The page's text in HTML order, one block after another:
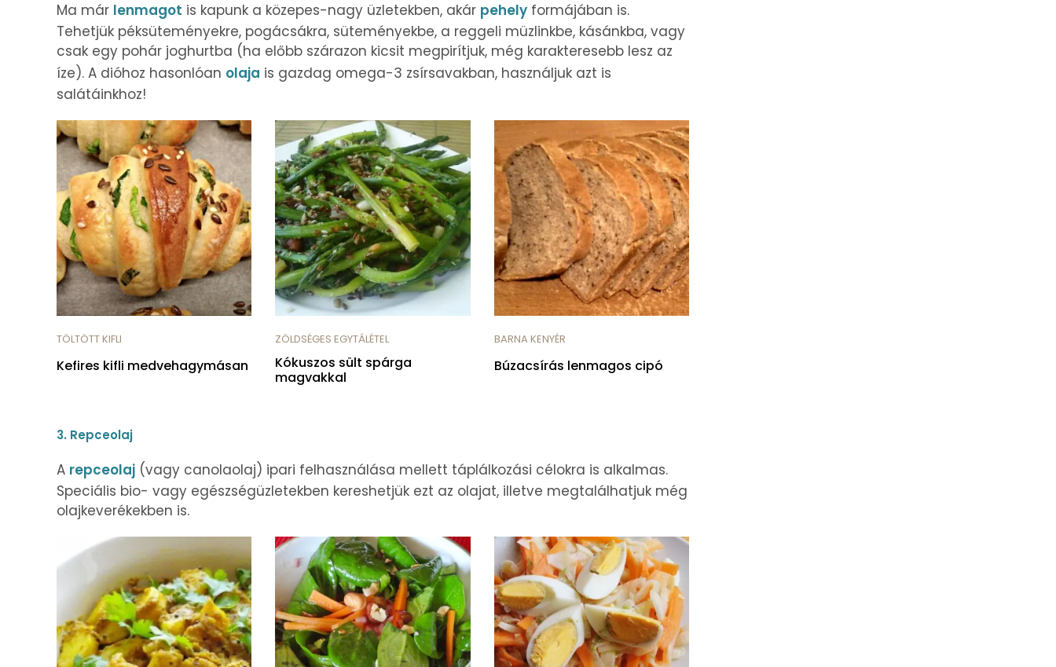
Ma már lenmagot is kapunk a közepes-nagy üzletekben, akár pehely formájában is.
Tehetjük péksüteményekre, pogácsákra, süteményekbe, a reggeli müzlinkbe, kásánkba, vagy
csak egy pohár joghurtba (ha előbb szárazon kicsit megpirítjuk, még karakteresebb lesz az
íze). A dióhoz hasonlóan olaja is gazdag omega-3 zsírsavakban, használjuk azt is
salátáinkhoz!
TÖLTÖTT KIFLI
Kefires kifli medvehagymásan
ZÖLDSÉGES EGYTÁLÉTEL
Kókuszos sült spárga
magvakkal
BARNA KENYÉR
Búzacsírás lenmagos cipó
3. Repceolaj
A repceolaj (vagy canolaolaj) ipari felhasználása mellett táplálkozási célokra is alkalmas.
Speciális bio- vagy egészségüzletekben kereshetjük ezt az olajat, illetve megtalálhatjuk még
olajkeverékekben is.